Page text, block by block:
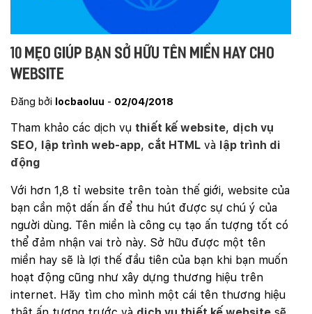
10 mẹo giúp bạn sở hữu tên miền hay cho
website
Đăng bởi locbaoluu - 02/04/2018
Tham khảo các dịch vụ thiết kế website, dịch vụ
SEO, lập trình web-app, cắt HTML và lập trình di
động
Với hơn 1,8 tỉ website trên toàn thế giới, website của
bạn cần một dấn ấn để thu hút được sự chú ý của
người dùng. Tên miền là công cụ tạo ấn tượng tốt có
thể đảm nhận vai trò này. Sở hữu được một tên
miền hay sẽ là lợi thế đầu tiên của bạn khi bạn muốn
hoạt động cũng như xây dựng thương hiệu trên
internet. Hãy tìm cho mình một cái tên thương hiệu